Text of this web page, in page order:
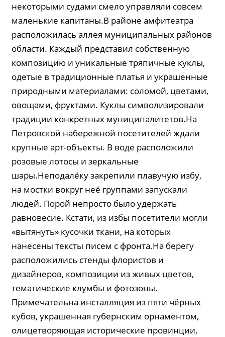
некоторыми судами смело управляли совсем
маленькие капитаны.В районе амфитеатра
расположилась аллея муниципальных районов
области. Каждый представил собственную
композицию и уникальные тряпичные куклы,
одетые в традиционные платья и украшенные
природными материалами: соломой, цветами,
овощами, фруктами. Куклы символизировали
традиции конкретных муниципалитетов.На
Петровской набережной посетителей ждали
крупные арт-объекты. В воде расположили
розовые лотосы и зеркальные
шары.Неподалёку закрепили плавучую избу,
на мостки вокруг неё группами запускали
людей. Порой непросто было удержать
равновесие. Кстати, из избы посетители могли
«вытянуть» кусочки ткани, на которых
нанесены тексты писем с фронта.На берегу
расположились стенды флористов и
дизайнеров, композиции из живых цветов,
тематические клумбы и фотозоны.
Примечательна инсталляция из пяти чёрных
кубов, украшенная губернским орнаментом,
олицетворяющая исторические провинции,